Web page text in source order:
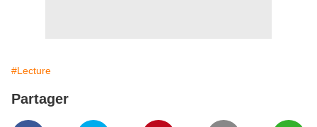
#Lecture
Partager